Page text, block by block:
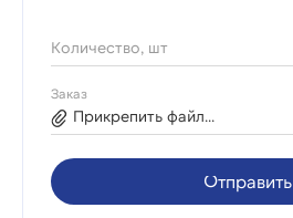
Количество, шт
Заказ
Прикрепить файл...
Отправить